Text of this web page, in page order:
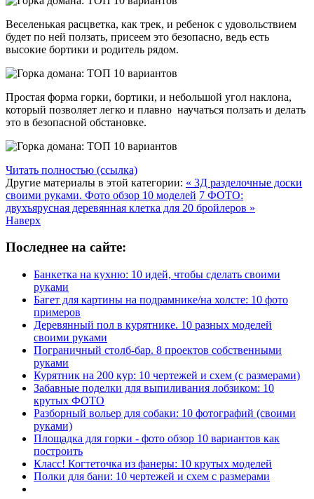
Веселенькая расцветка, как трек, и ребенок с удовольствием
будет по ней ползать, присеем это безопасно, ведь есть
высокие бортики и родитель рядом.
Простая форма горки, бортики, и небольшой угол наклона,
который позволяет легко и плавно научаться ползать и делать
это в безопасной обстановке.
Читать полностью (ссылка)
Другие материалы в этой категории: « 3Д разделочные доски
своими руками. Фото обзор 10 моделей 7 ФОТО:
двухъярусная деревянная клетка для 20 бройлеров »
Наверх
Последнее на сайте:
Банкетка на кухню: 10 идей, чтобы сделать своими
руками
Багет для картины на подрамнике/на холсте: 10 фото
примеров
Деревянный пол в курятнике. 10 разных моделей
своими руками
Пограничный столб-бар. 8 проектов собственными
руками
Курятник на 200 кур: 10 чертежей и схем (с размерами)
Забавные поделки для выпиливания лобзиком: 10
крутых ФОТО
Разборный вольер для собаки: 10 фотографий (своими
руками)
Площадка для горки - фото обзор 10 вариантов как
построить
Класс! Когтеточка из фанеры: 10 крутых моделей
Полки для бани: 10 чертежей и схем с размерами